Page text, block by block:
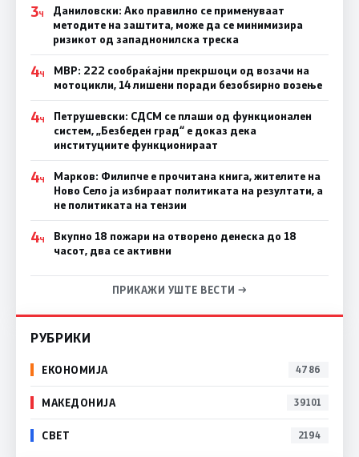
3Ч
Даниловски: Ако правилно се применуваат
методите на заштита, може да се минимизира
ризикот од западнонилска треска
4Ч
МВР: 222 сообраќајни прекршоци од возачи на
мотоцикли, 14 лишени поради безобѕирно возење
4Ч
Петрушевски: СДСМ се плаши од функционален
систем, „Безбеден град“ е доказ дека
институциите функционираат
4Ч
Марков: Филипче е прочитана книга, жителите на
Ново Село ја избираат политиката на резултати, а
не политиката на тензии
4Ч
Вкупно 18 пожари на отворено денеска до 18
часот, два се активни
ПРИКАЖИ УШТЕ ВЕСТИ →
РУБРИКИ
ЕКОНОМИЈА 4786
МАКЕДОНИЈА 39101
СВЕТ 2194